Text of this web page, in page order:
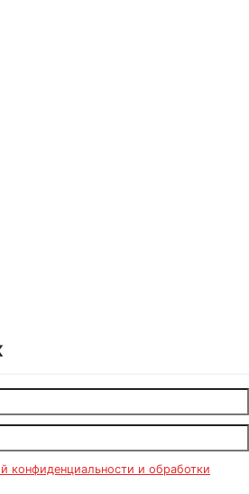
конфиденциальности и обработки